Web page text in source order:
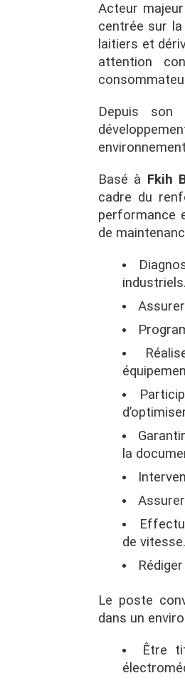
Acteur
centrée sur
laitiers et
attention
Depuis son
Basé à Fkih
cadre du
performance
de
industriels.
la
de vitesse.
Le poste
dans un
Être